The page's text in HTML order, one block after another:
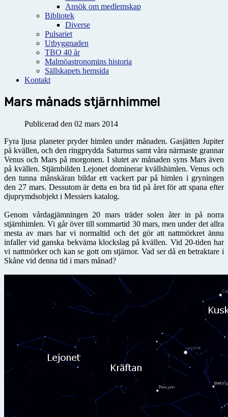
Ansök om medlemskap
Bibliotek
Diverse
Pulsariet
Utbyggnaden
TBO 40 år
Malmöastronomins historia
Sällskapets hemsida
Kontakt
Mars månads stjärnhimmel
Publicerad den 02 mars 2014
Fyra ljusa planeter pryder himlen under månaden. Gasjätten Jupiter
på kvällen, och den ringprydda Saturnus samt våra närmaste grannar
Venus och Mars på morgonen. I slutet av månaden syns Mars även
på kvällen. Stjärnbilden Lejonet dominerar kvällshimlen. Venus och
den tunna månskäran bildar ett vackert par på himlen i gryningen
den 27 mars. Dessutom är detta en bra tid på året för att spana efter
djuprymdsobjekt i Messiers katalog.
Genom vårdagjämningen 20 mars träder solen åter in på norra
stjärnhimlen. Vi går över till sommartid 30 mars, men under det allra
mesta av mars har vi normaltid och det gör att nattmörkret ännu
infaller vid ganska bekväma klockslag på kvällen. Vid 20-tiden har
vi nattmörker och kan se gott om stjärnor. Vad ser då en betraktare i
Skåne vid denna tid i mars månad?